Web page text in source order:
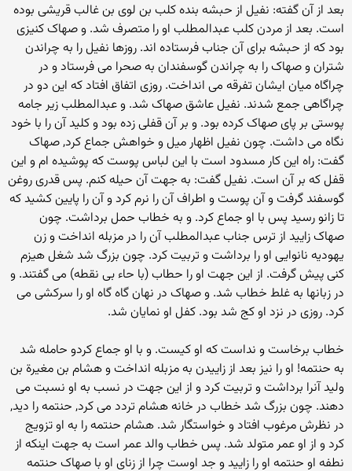
بعد از آن گفته: نفیل از حبشه بنده کلب بن لوی بن غالب قریشی بوده
است. بعد از مردن کلب عبدالمطلب او را متصرف شد. و صهاک کنیزی
بود که از حبشه برای آن جناب فرستاده اند. روزها نفیل را به چراندن
شتران و صهاک را به چراندن گوسفندان به صحرا می فرستاد و در
چراگاه میان ایشان تفرقه می انداخت. روزی اتفاق افتاد که این دو در
چراگاهی جمع شدند. نفیل عاشق صهاک شد. و عبدالمطلب زیر جامه
پوستی بر پای صهاک کرده بود. و بر آن قفلی زده بود و کلید آن را با خود
نگاه می داشت. چون نفیل اظهار میل و خواهش جماع کرد, صهاک
گفت: راه این کار مسدود است با این لباس پوست که پوشیده ام و این
قفل که بر آن است. نفیل گفت: به جهت آن حیله کنم. پس قدری روغن
گوسفند گرفت و آن پوست و اطراف آن را نرم کرد و آن را پایین کشید که
تا زانو رسید پس با او جماع کرد. و به خطاب حمل برداشت. چون
صهاک زایید از ترس جناب عبدالمطلب آن را در مزبله انداخت و زن
یهودیه نانوایی او را برداشت و تربیت کرد. چون بزرگ شد شغل هیزم
کنی پیش گرفت. از این جهت او را حطاب (با حاء بی نقطه) می گفتند. و
در زبانها به غلط خطاب شد. و صهاک در نهان گاه گاه او را سرکشی می
کرد. روزی در نزد او کج شد بود. کفل او نمایان شد.
خطاب برخاست و نداست که او کیست. و با او جماع کردو حامله شد
به حنتمه! او را نیز بعد از زاییدن به مزبله انداخت و هشام بن مغیرة بن
ولید آنرا برداشت و تربیت کرد و از این جهت در نسب به او نسبت می
دهند. چون بزرگ شد خطاب در خانه هشام تردد می کرد, حنتمه را دید,
در نظرش مرغوب افتاد و خواستگار شد. هشام حنتمه را به او تزویج
کرد و از او عمر متولد شد. پس خطاب والد عمر است به جهت اینکه از
نطفه او حنتمه او را زایید و جد اوست چرا از زنای او با صهاک حنتمه